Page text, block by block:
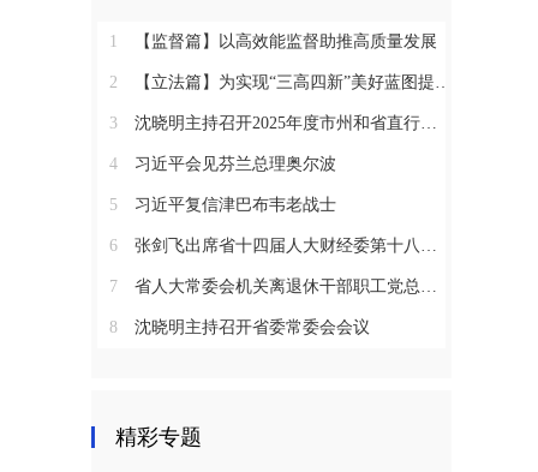
1 【监督篇】以高效能监督助推高质量发展
2 【立法篇】为实现“三高四新”美好蓝图提供坚实法治保障
3 沈晓明主持召开2025年度市州和省直行业系统党（工）委书记抓基层党建工作述职评议会议
4 习近平会见芬兰总理奥尔波
5 习近平复信津巴布韦老战士
6 张剑飞出席省十四届人大财经委第十八次全体会议
7 省人大常委会机关离退休干部职工党总支召开2025年度总结表彰大会
8 沈晓明主持召开省委常委会会议
精彩专题